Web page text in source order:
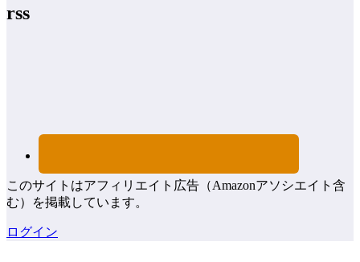
rss
このサイトはアフィリエイト広告（Amazonアソシエイト含
む）を掲載しています。
ログイン